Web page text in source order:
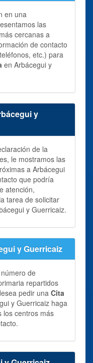
en una
las
cercanas a
de contacto
etc.) para
en Arbácegui y
y
de la
le mostramos las
a Arbácegui
que podría
atención,
tarea de solicitar
y Guerricaiz.
y Guerricaiz
de
repartidos
pedir una Cita
y Guerricaiz haga
los centros más